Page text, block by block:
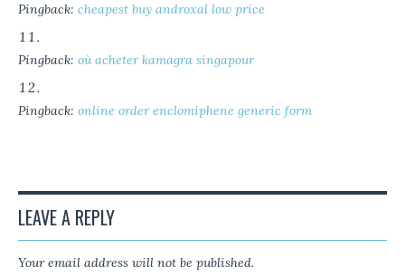
Pingback: cheapest buy androxal low price
Pingback: où acheter kamagra singapour
Pingback: online order enclomiphene generic form
LEAVE A REPLY
Your email address will not be published.